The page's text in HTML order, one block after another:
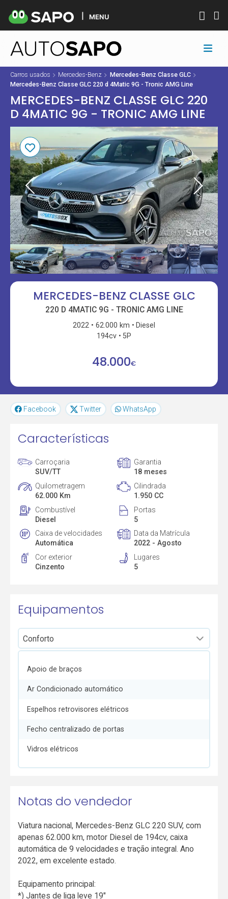
MENU
Carros usados Mercedes-Benz
Mercedes-Benz Classe GLC
Mercedes-Benz Classe GLC 220 d 4Matic 9G - Tronic AMG Line
MERCEDES-BENZ CLASSE GLC 220
D 4MATIC 9G - TRONIC AMG LINE
MERCEDES-BENZ CLASSE GLC
220 D 4MATIC 9G - TRONIC AMG LINE
2022 62.000 km
Diesel
194cv
5P
48.000€
Facebook Twitter WhatsApp
Características
Carroçaria
SUV/TT
Garantia
18 meses
Quilometragem
62.000 Km
Cilindrada
1.950 CC
Combustível
Diesel
Portas
5
Caixa de velocidades
Automática
Data da Matrícula
2022 - Agosto
Cor exterior
Cinzento
Lugares
5
Equipamentos
Apoio de braços
Ar Condicionado automático
Espelhos retrovisores elétricos
Fecho centralizado de portas
Vidros elétricos
Notas do vendedor
Viatura nacional, Mercedes-Benz GLC 220 SUV, com
apenas 62.000 km, motor Diesel de 194cv, caixa
automática de 9 velocidades e tração integral. Ano
2022, em excelente estado.
Equipamento principal:
*) Jantes de liga leve 19"